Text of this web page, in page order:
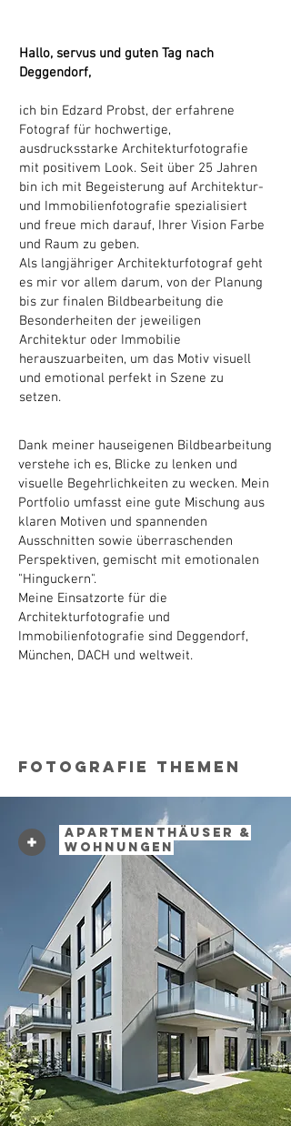
Hallo, servus und guten Tag nach
Deggendorf,
ich bin Edzard Probst, der erfahrene
Fotograf für hochwertige,
ausdrucksstarke Architekturfotografie
mit positivem Look. Seit über 25 Jahren
bin ich mit Begeisterung auf Architektur-
und Immobilienfotografie spezialisiert
und freue mich darauf, Ihrer Vision Farbe
und Raum zu geben.
Als langjähriger Architekturfotograf geht
es mir vor allem darum, von der Planung
bis zur finalen Bildbearbeitung die
Besonderheiten der jeweiligen
Architektur oder Immobilie
herauszuarbeiten, um das Motiv visuell
und emotional perfekt in Szene zu
setzen.
Dank meiner hauseigenen Bildbearbeitung
verstehe ich es, Blicke zu lenken und
visuelle Begehrlichkeiten zu wecken. Mein
Portfolio umfasst eine gute Mischung aus
klaren Motiven und spannenden
Ausschnitten sowie überraschenden
Perspektiven, gemischt mit emotionalen
"Hinguckern".
Meine Einsatzorte für die
Architekturfotografie und
Immobilienfotografie sind Deggendorf,
München, DACH und weltweit.
FOTOGRAFIE THEMEN
Apartmenthäuser &
Wohnungen